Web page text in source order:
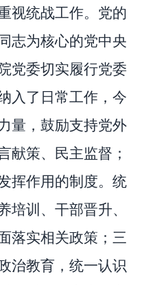
视统战工作。党的
志为核心的党中央
党委切实履行党委
入了日常工作，今
量，鼓励支持党外
献策、民主监督；
挥作用的制度。统
培训、干部晋升、
落实相关政策；三
治教育，统一认识